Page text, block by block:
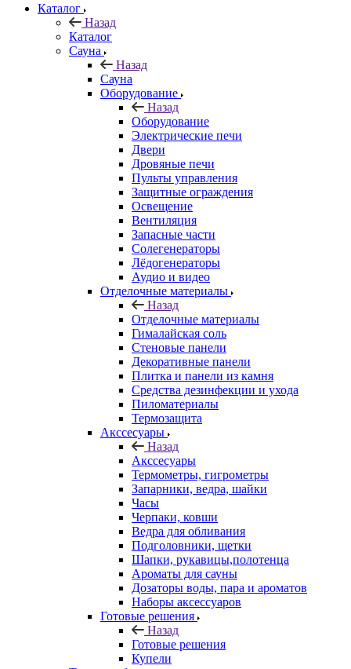
Каталог
Назад
Каталог
Сауна
Назад
Сауна
Оборудование
Назад
Оборудование
Электрические печи
Двери
Дровяные печи
Пульты управления
Защитные ограждения
Освещение
Вентиляция
Запасные части
Солегенераторы
Лёдогенераторы
Аудио и видео
Отделочные материалы
Назад
Отделочные материалы
Гималайская соль
Стеновые панели
Декоративные панели
Плитка и панели из камня
Средства дезинфекции и ухода
Пиломатериалы
Термозащита
Аксcесуары
Назад
Аксcесуары
Термометры, гигрометры
Запарники, ведра, шайки
Часы
Черпаки, ковши
Ведра для обливания
Подголовники, щетки
Шапки, рукавицы,полотенца
Ароматы для сауны
Дозаторы воды, пара и ароматов
Наборы аксессуаров
Готовые решения
Назад
Готовые решения
Купели